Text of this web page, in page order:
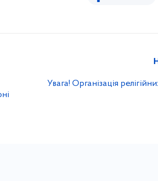
Увага! Організація